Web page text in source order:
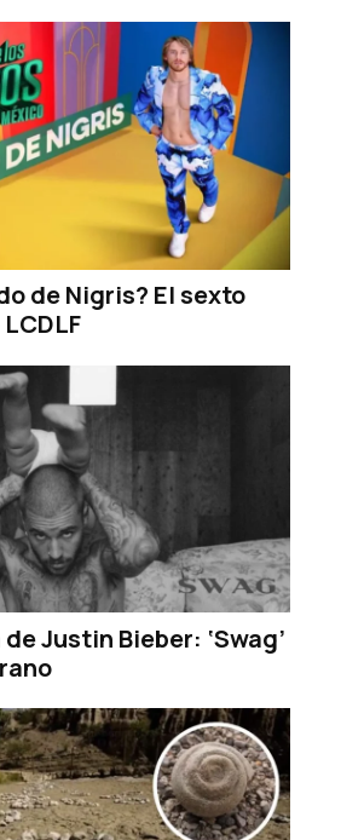
de Nigris? El sexto
Justin Bieber: ‘Swag’